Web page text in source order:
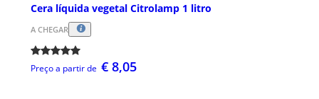
Cera líquida vegetal Citrolamp 1 litro
A CHEGAR
Preço a partir de € 8,05